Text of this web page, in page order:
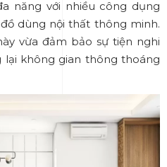
năng với nhiều công dụng
dùng nội thất thông minh.
vừa đảm bảo sự tiện nghi
lại không gian thông thoáng